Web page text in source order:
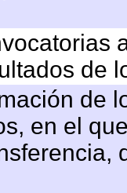
de
de
en el